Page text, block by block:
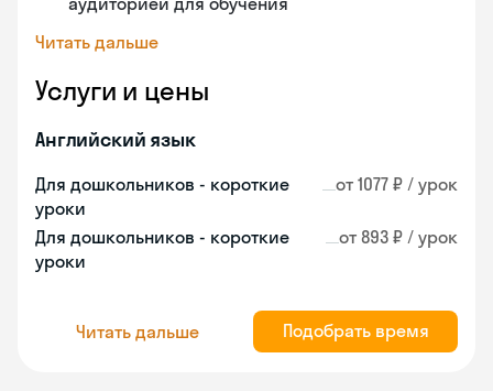
Читать дальше
Услуги и цены
Английский язык
Для дошкольников - короткие
уроки
от 1077 ₽ / урок
Для дошкольников - короткие
уроки
от 893 ₽ / урок
Читать дальше Подобрать время